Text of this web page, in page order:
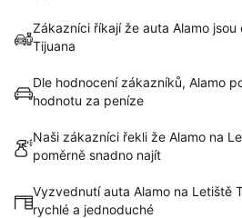
Zákazníci říkají že auta Alamo
Tijuana
Dle hodnocení zákazníků, Alamo
hodnotu za peníze
Naši zákazníci řekli že Alamo na
poměrně snadno najít
Vyzvednutí auta Alamo na Letiště
rychlé a jednoduché